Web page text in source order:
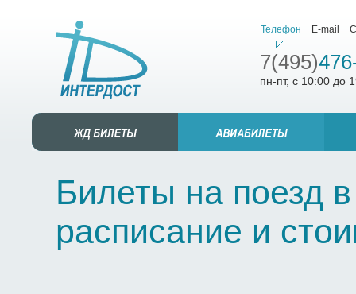
Телефон E-mail
7(495)
пн-пт, с 10:00 до
Билеты на поезд
расписание и